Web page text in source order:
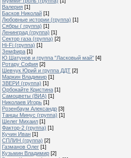
Валерия [1]
Басков Николай [1]
Любовные истории (группа) [1]
Сябры ( группа) [1]
Ленинград (группа) [1]
Сектор газа (группа) [2]
Hi-Fi (группа) [1]
Земфира [1]
Ю.Шатунов и группа "Ласковый май" [4]
Ротару София [2]
Шевчук Юрий и группа ДДТ [2]
Маркин Владимир [1]
ЗВЕРИ (группа) [1]
Орбокайте Кристина [1]
Самоцветы (ВИА) [1]
Николаев Игорь [1]
Розенбаум Александр [3]
Танцы Минус (группа) [1]
Шелег Михаил [1]
Фактор-2 (группа) [1]
Кучин Иван [1]
СПЛИН (группа) [2]
Газманов Олег [1]
Кузьмин Владимир [2]